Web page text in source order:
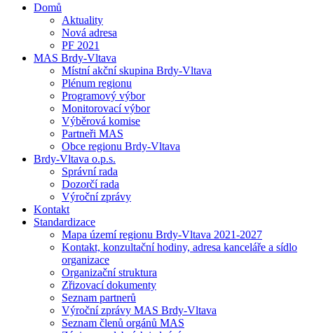
Domů
Aktuality
Nová adresa
PF 2021
MAS Brdy-Vltava
Místní akční skupina Brdy-Vltava
Plénum regionu
Programový výbor
Monitorovací výbor
Výběrová komise
Partneři MAS
Obce regionu Brdy-Vltava
Brdy-Vltava o.p.s.
Správní rada
Dozorčí rada
Výroční zprávy
Kontakt
Standardizace
Mapa území regionu Brdy-Vltava 2021-2027
Kontakt, konzultační hodiny, adresa kanceláře a sídlo
organizace
Organizační struktura
Zřizovací dokumenty
Seznam partnerů
Výroční zprávy MAS Brdy-Vltava
Seznam členů orgánů MAS